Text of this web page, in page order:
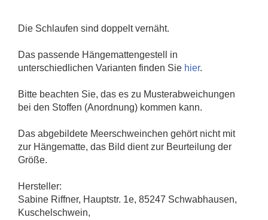
Die Schlaufen sind doppelt vernäht.
Das passende Hängemattengestell in
unterschiedlichen Varianten finden Sie hier.
Bitte beachten Sie, das es zu Musterabweichungen
bei den Stoffen (Anordnung) kommen kann.
Das abgebildete Meerschweinchen gehört nicht mit
zur Hängematte, das Bild dient zur Beurteilung der
Größe.
Hersteller:
Sabine Riffner, Hauptstr. 1e, 85247 Schwabhausen,
Kuschelschwein,